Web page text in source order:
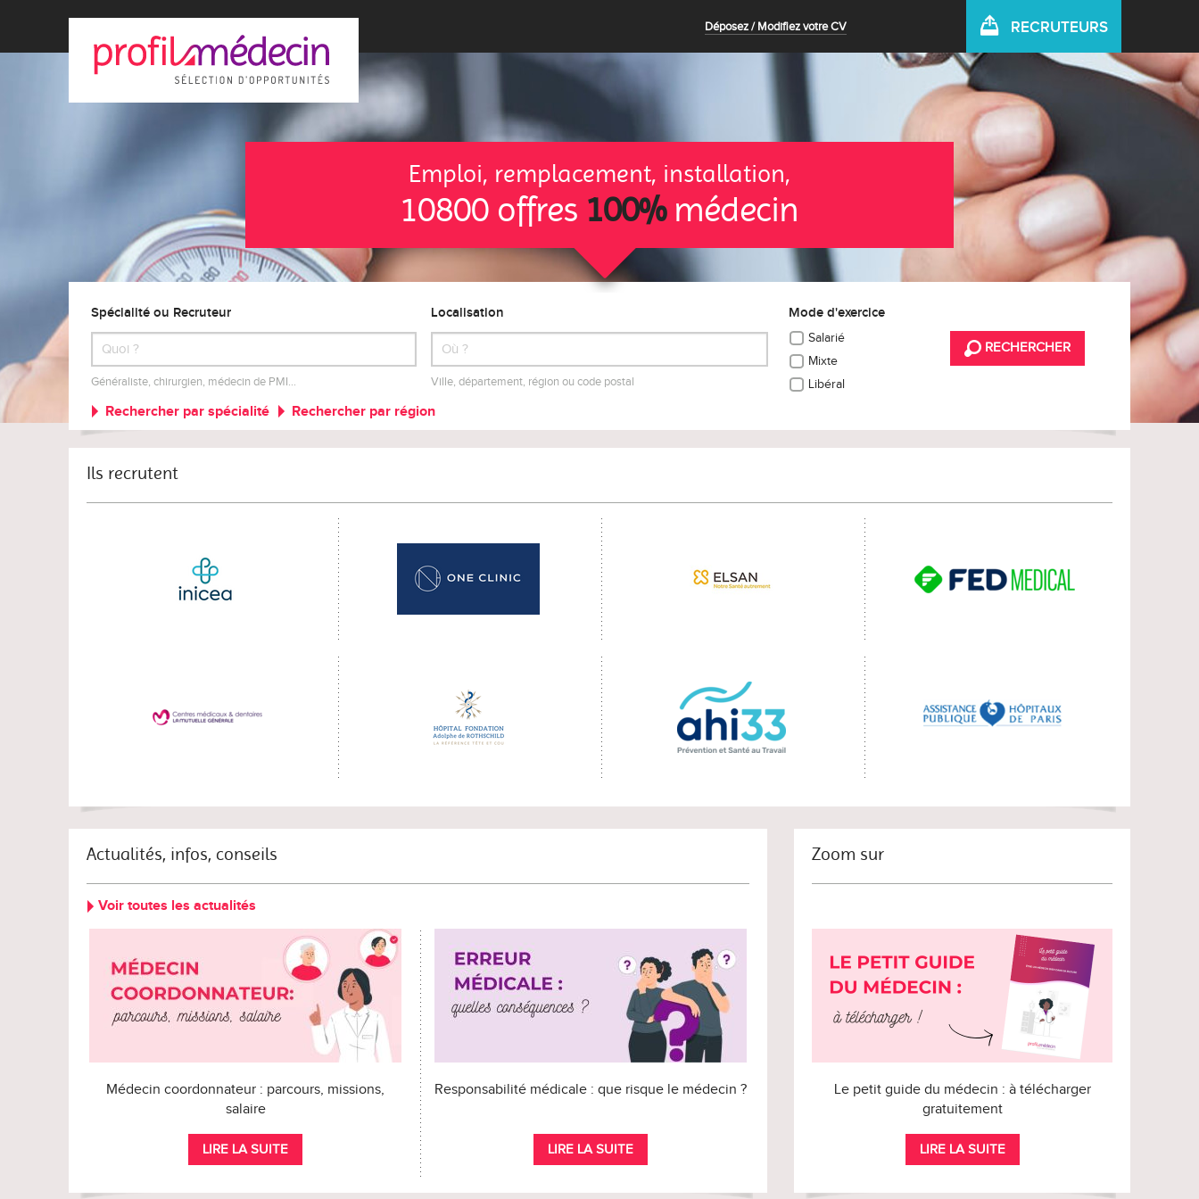
Déposez / Modifiez votre CV RECRUTEURS
Emploi, remplacement, installation,
10800 offres 100%médecin
Spécialité ou Recruteur
Généraliste, chirurgien, médecin de PMI…
Localisation
Ville, département, région ou code postal
Mode d'exercice
Salarié
Mixte
Libéral
RECHERCHER
Rechercher par spécialité Rechercher par région
Ils recrutent
Actualités, infos, conseils
Voir toutes les actualités
Médecin coordonnateur : parcours, missions,
salaire
LIRE LA SUITE
Responsabilité médicale : que risque le médecin ?
LIRE LA SUITE
Zoom sur
Le petit guide du médecin : à télécharger
gratuitement
LIRE LA SUITE